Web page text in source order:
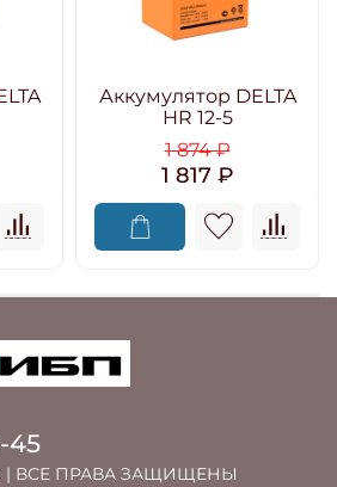
Аккумулятор DELTA
HR 12-5
1 874 ₽
1 817 ₽
45
| ВСЕ ПРАВА ЗАЩИЩЕНЫ